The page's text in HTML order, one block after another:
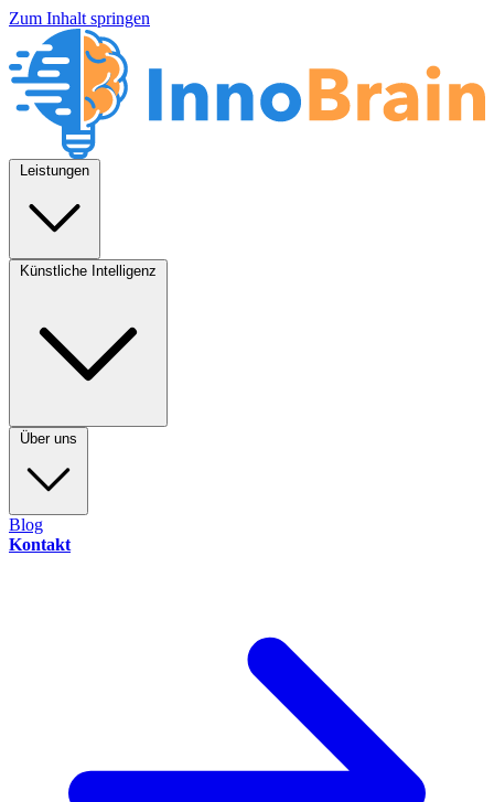
Zum Inhalt springen
Leistungen
Künstliche Intelligenz
Über uns
Blog
Kontakt